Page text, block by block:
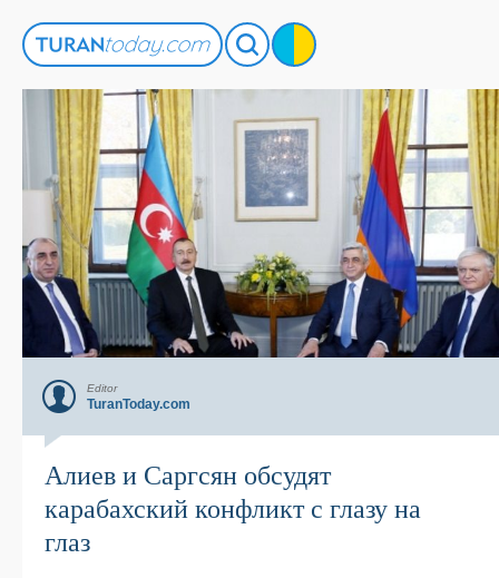
Editor
TuranToday.com
Алиев и Саргсян обсудят
карабахский конфликт с глазу на
глаз